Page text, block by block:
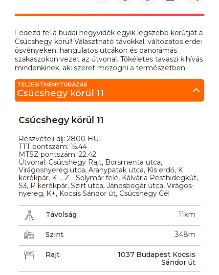
Fedezd fel a budai hegyvidék egyik legszebb körútját a
Csúcshegy körül! Választható távokkal, változatos erdei
ösvényeken, hangulatos utcákon és panorámás
szakaszokon vezet az útvonal. Tökéletes tavaszi kihívás
mindenkinek, aki szeret mozogni a természetben.
TELJESÍTMÉNYTÚRÁZÁS
Csúcshegy körül 11
Csúcshegy körül 11
Részvételi díj: 2800 HUF
TTT pontszám: 15.44
MTSZ pontszám: 22.42
Útvonal: Csúcshegy Rajt, Borsmenta utca,
Virágosnyereg utca, Aranypatak utca, Kis erdő, K
kerékpár, K -, Z - Solymár felé, Kálvária Pesthidegkút,
S3, P kerékpár, Szirt utca, Jánosbogár utca, Virágos-
nyereg, K+, Kocsis Sándor út, Csúcshegy Cél
Távolság 11km
Szint 348m
Rajt
1037 Budapest Kocsis
Sándor út